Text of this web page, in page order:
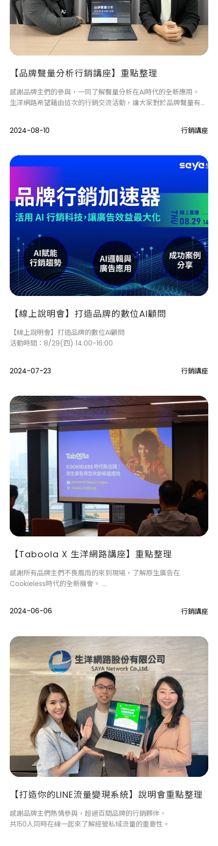
【品牌聲量分析行銷講座】重點整理
感謝品牌主們的參與，一同了解聲量分析在AI時代的全新應用。
生洋網路希望藉由這次的行銷交流活動，讓大家對於品牌聲量有更
況，
2024-08-10 行銷講座
【線上說明會】打造品牌的數位AI顧問
【線上說明會】打造品牌的數位AI顧問
活動時間：8/29(四) 14:00-16:00
2024-07-23 行銷講座
【Taboola X 生洋網路講座】重點整理
感謝所有品牌主們不畏風雨的來到現場，了解原生廣告在
Cookieless時代的全新機會。
2024-06-06 行銷講座
【打造你的LINE流量變現系統】說明會重點整理
感謝品牌主們熱情參與，超過百間品牌的行銷夥伴，
共150人同時在線一起來了解經營私域流量的重要性。